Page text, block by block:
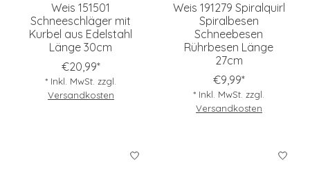
Weis 151501
Schneeschläger mit
Kurbel aus Edelstahl
Länge 30cm
€20,99*
* Inkl. MwSt. zzgl.
Versandkosten
Weis 191279 Spiralquirl
Spiralbesen
Schneebesen
Rührbesen Länge
27cm
€9,99*
* Inkl. MwSt. zzgl.
Versandkosten